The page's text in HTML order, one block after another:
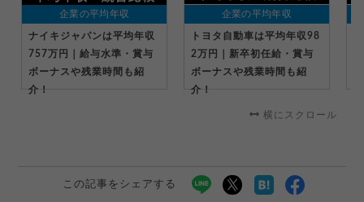
企業の平均年収
ナイキジャパンは平均年収
757万円｜給与水準・賞与
ボーナスや残業時間も紹
介！
企業の平均年収
トヨタ自動車は平均年収98
2万円｜新卒初任給・賞与
ボーナスや残業時間も紹
介！
横にスクロール
この記事をシェアする